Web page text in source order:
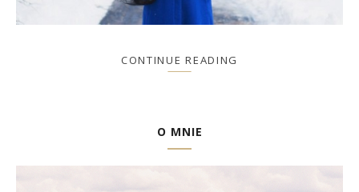
CONTINUE READING
O MNIE